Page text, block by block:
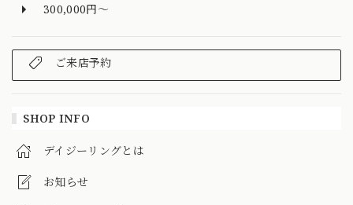
300,000円～
ご来店予約
SHOP INFO
デイジーリングとは
お知らせ